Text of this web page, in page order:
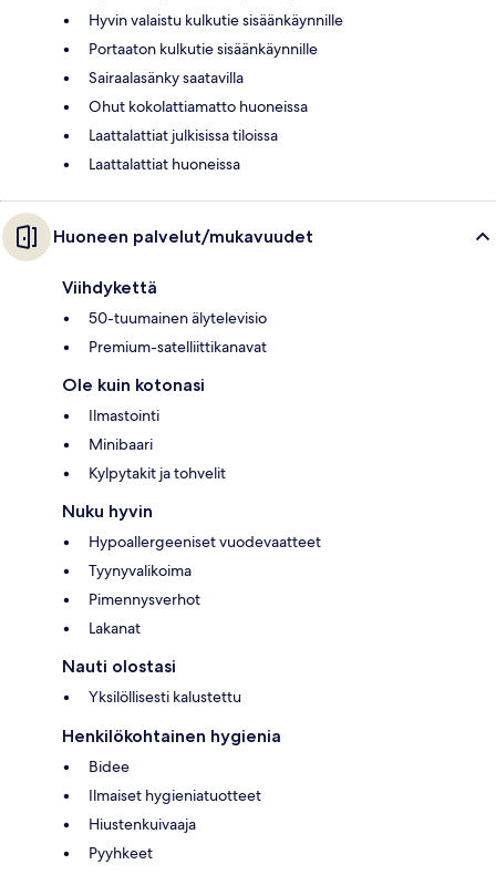
Hyvin valaistu kulkutie sisäänkäynnille
Portaaton kulkutie sisäänkäynnille
Sairaalasänky saatavilla
Ohut kokolattiamatto huoneissa
Laattalattiat julkisissa tiloissa
Laattalattiat huoneissa
Huoneen palvelut/mukavuudet
Viihdykettä
50-tuumainen älytelevisio
Premium-satelliittikanavat
Ole kuin kotonasi
Ilmastointi
Minibaari
Kylpytakit ja tohvelit
Nuku hyvin
Hypoallergeeniset vuodevaatteet
Tyynyvalikoima
Pimennysverhot
Lakanat
Nauti olostasi
Yksilöllisesti kalustettu
Henkilökohtainen hygienia
Bidee
Ilmaiset hygieniatuotteet
Hiustenkuivaaja
Pyyhkeet